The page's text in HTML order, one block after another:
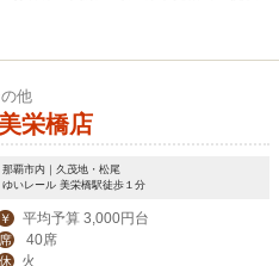
他
栄橋店
那覇市内｜久茂地・松尾
ゆいレール 美栄橋駅徒歩１分
￥ 平均予算 3,000円台
席 40席
休 火